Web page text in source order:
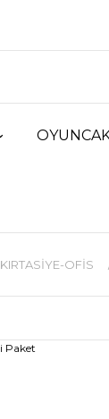
KIRTASİYE-OFİS